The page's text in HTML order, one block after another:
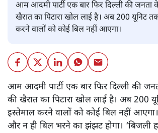
आम आदमी पार्टी एक बार फिर दिल्ली की जनता
खैरात का पिटारा खोल लाई है। अब 200 यूनिट
करने वालों को कोई बिल नहीं आएगा।
आम आदमी पार्टी एक बार फिर दिल्ली की
की खैरात का पिटारा खोल लाई है। अब 200
इस्तेमाल करने वालों को कोई बिल नहीं
और न ही बिल भरने का झंझट होगा। ‘बिजली